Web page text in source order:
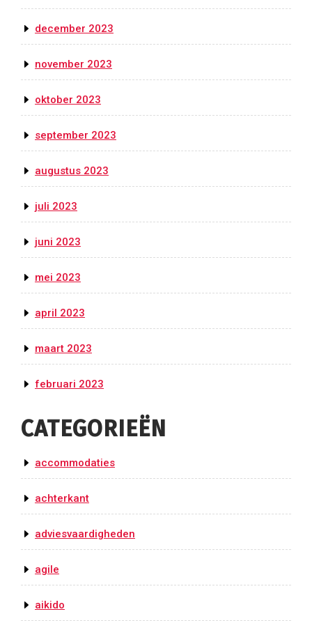
december 2023
november 2023
oktober 2023
september 2023
augustus 2023
juli 2023
juni 2023
mei 2023
april 2023
maart 2023
februari 2023
CATEGORIEËN
accommodaties
achterkant
adviesvaardigheden
agile
aikido